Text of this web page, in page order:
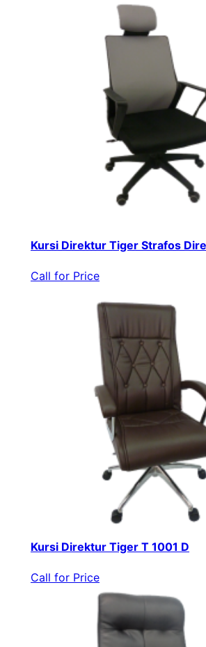
Kursi Direktur Tiger Strafos
Call for Price
Kursi Direktur Tiger T 1001 D
Call for Price